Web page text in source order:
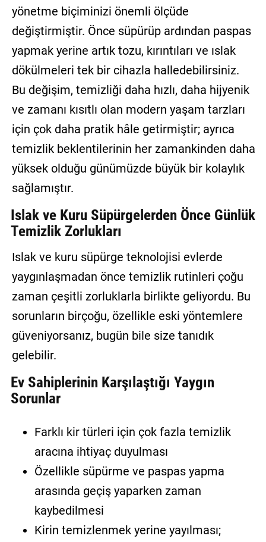
yönetme biçiminizi önemli ölçüde
değiştirmiştir. Önce süpürüp ardından paspas
yapmak yerine artık tozu, kırıntıları ve ıslak
dökülmeleri tek bir cihazla halledebilirsiniz.
Bu değişim, temizliği daha hızlı, daha hijyenik
ve zamanı kısıtlı olan modern yaşam tarzları
için çok daha pratik hâle getirmiştir; ayrıca
temizlik beklentilerinin her zamankinden daha
yüksek olduğu günümüzde büyük bir kolaylık
sağlamıştır.
Islak ve Kuru Süpürgelerden Önce Günlük
Temizlik Zorlukları
Islak ve kuru süpürge teknolojisi evlerde
yaygınlaşmadan önce temizlik rutinleri çoğu
zaman çeşitli zorluklarla birlikte geliyordu. Bu
sorunların birçoğu, özellikle eski yöntemlere
güveniyorsanız, bugün bile size tanıdık
gelebilir.
Ev Sahiplerinin Karşılaştığı Yaygın
Sorunlar
Farklı kir türleri için çok fazla temizlik
aracına ihtiyaç duyulması
Özellikle süpürme ve paspas yapma
arasında geçiş yaparken zaman
kaybedilmesi
Kirin temizlenmek yerine yayılması;